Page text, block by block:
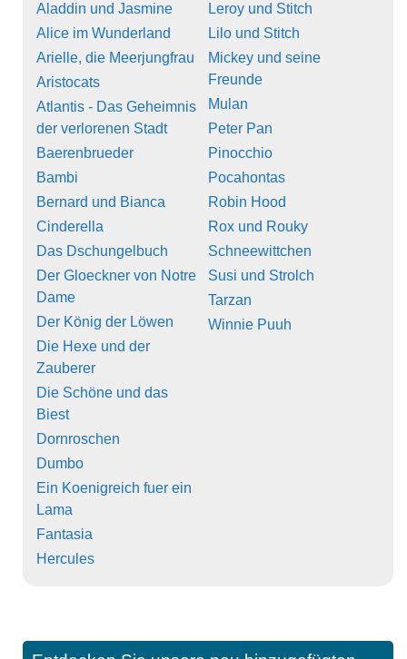
Aladdin und Jasmine
Alice im Wunderland
Arielle, die Meerjungfrau
Aristocats
Atlantis - Das Geheimnis
der verlorenen Stadt
Baerenbrueder
Bambi
Bernard und Bianca
Cinderella
Das Dschungelbuch
Der Gloeckner von Notre
Dame
Der König der Löwen
Die Hexe und der
Zauberer
Die Schöne und das
Biest
Dornroschen
Dumbo
Ein Koenigreich fuer ein
Lama
Fantasia
Hercules
Leroy und Stitch
Lilo und Stitch
Mickey und seine
Freunde
Mulan
Peter Pan
Pinocchio
Pocahontas
Robin Hood
Rox und Rouky
Schneewittchen
Susi und Strolch
Tarzan
Winnie Puuh